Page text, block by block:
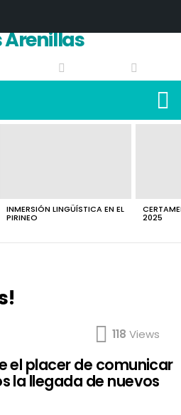
INMERSIÓN LINGÜÍSTICA EN EL
PIRINEO 2025
118 Views
el placer de comunicar
la llegada de nuevos